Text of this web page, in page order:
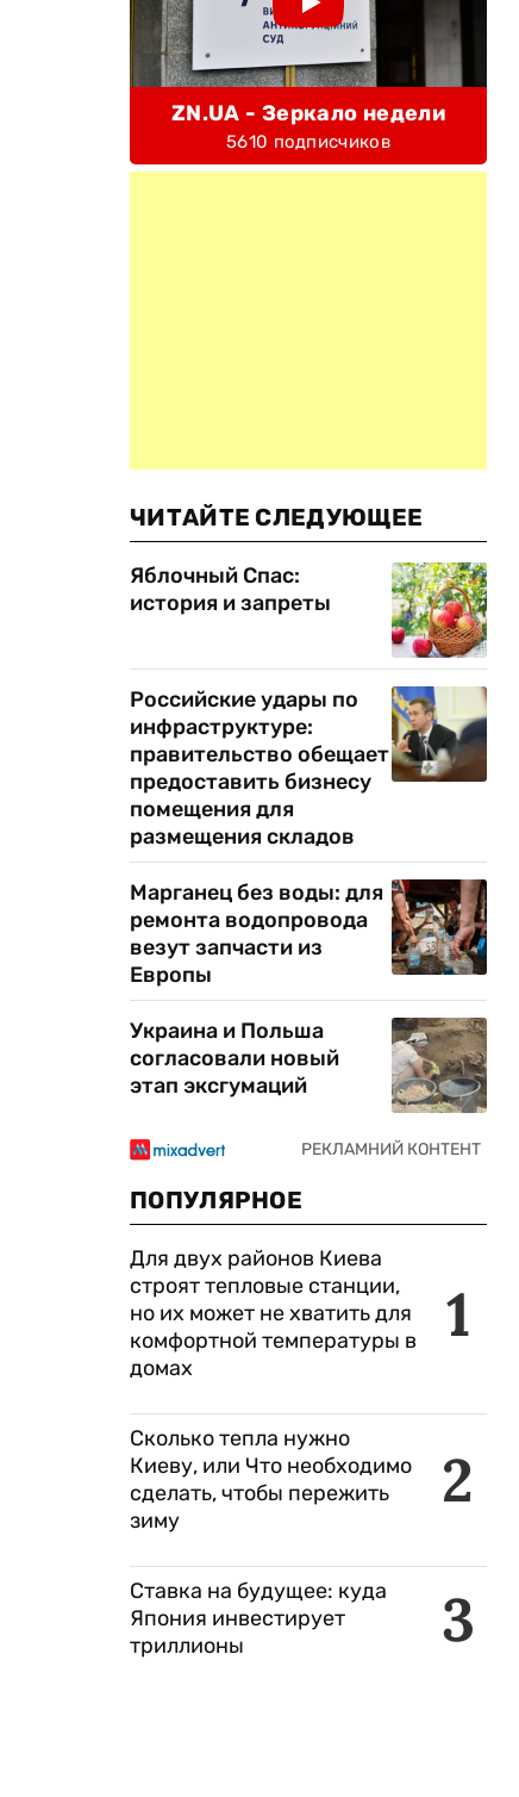
ZN.UA - Зеркало недели
5610 подписчиков
ЧИТАЙТЕ СЛЕДУЮЩЕЕ
Яблочный Спас:
история и запреты
Российские удары по
инфраструктуре:
правительство обещает
предоставить бизнесу
помещения для
размещения складов
Марганец без воды: для
ремонта водопровода
везут запчасти из
Европы
Украина и Польша
согласовали новый
этап эксгумаций
ПОПУЛЯРНОЕ
1
Для двух районов Киева
строят тепловые станции,
но их может не хватить для
комфортной температуры в
домах
2
Сколько тепла нужно
Киеву, или Что необходимо
сделать, чтобы пережить
зиму
3
Ставка на будущее: куда
Япония инвестирует
триллионы